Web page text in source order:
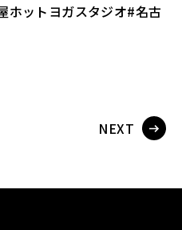
ホットヨガスタジオ#名古
NEXT